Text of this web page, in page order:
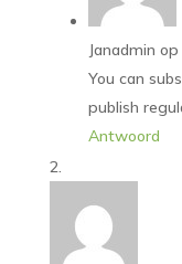
Janadmin op
You can
publish
Antwoord